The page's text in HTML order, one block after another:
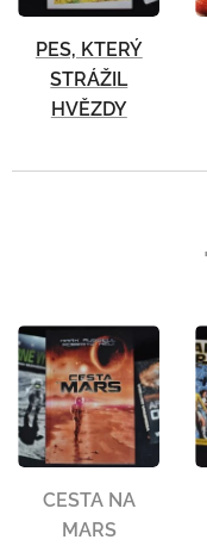
PES, KTERÝ
STRÁŽIL
HVĚZDY
CESTA NA
MARS